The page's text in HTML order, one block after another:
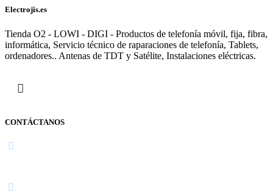
Electrojis.es
Tienda O2 - LOWI - DIGI - Productos de telefonía móvil, fija, fibra,
informática, Servicio técnico de raparaciones de telefonía, Tablets,
ordenadores.. Antenas de TDT y Satélite, Instalaciones eléctricas.
CONTÁCTANOS